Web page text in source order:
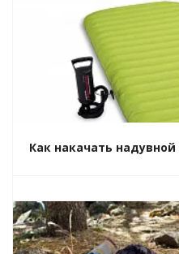
Как накачать